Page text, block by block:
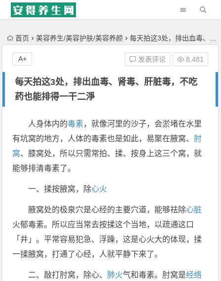
'); })();
首页 美容养生/美容护肤/美容养颜 每天拍这3处，排出血毒、肾毒、肝脏毒，不吃药也能排得一干二淨
每天拍这3处，排出血毒、肾毒、肝脏毒，不吃
药也能排得一干二淨
发表评论 8,481
A+
人身体内的毒素，就像河里的沙子，会淤堵在水里
有坑窝的地方，人体的毒素也是如此，易聚在腋窝、 肘
窝、膝窝处，所以只需常拍、揉、按身上这三个窝，就
能够排清毒素了。
一、揉按腋窝，除心火
腋窝处的极泉穴是心经的主要穴道，能够祛除心脏
火郁毒素。所以应当常去按揉这个当地，以疏通这口
「井」。平常容易犯急、浮躁，这是心火大的体现，揉
一揉腋窝，打通了心经，人就平静下来了。
二、敲打肘窝，除心、 肺火气和毒素。肘窝是经络